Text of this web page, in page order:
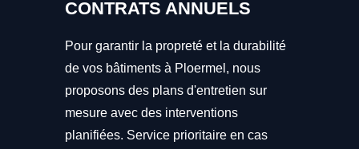
CONTRATS ANNUELS
Pour garantir la propreté et la durabilité
de vos bâtiments à Ploermel, nous
proposons des plans d'entretien sur
mesure avec des interventions
planifiées. Service prioritaire en cas